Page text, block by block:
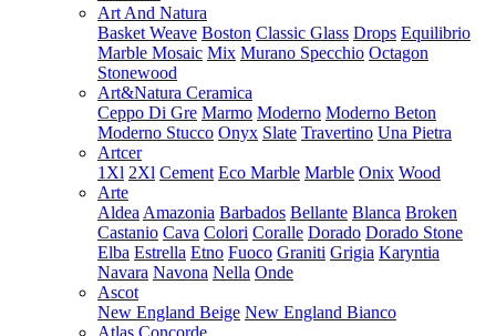
Art And Natura
Basket Weave Boston Classic Glass Drops Equilibrio
Marble Mosaic Mix Murano Specchio Octagon
Stonewood
Art&Natura Ceramica
Ceppo Di Gre Marmo Moderno Moderno Beton
Moderno Stucco Onyx Slate Travertino Una Pietra
Artcer
1Xl 2Xl Cement Eco Marble Marble Onix Wood
Arte
Aldea Amazonia Barbados Bellante Blanca Broken
Castanio Cava Colori Coralle Dorado Dorado Stone
Elba Estrella Etno Fuoco Graniti Grigia Karyntia
Navara Navona Nella Onde
Ascot
New England Beige New England Bianco